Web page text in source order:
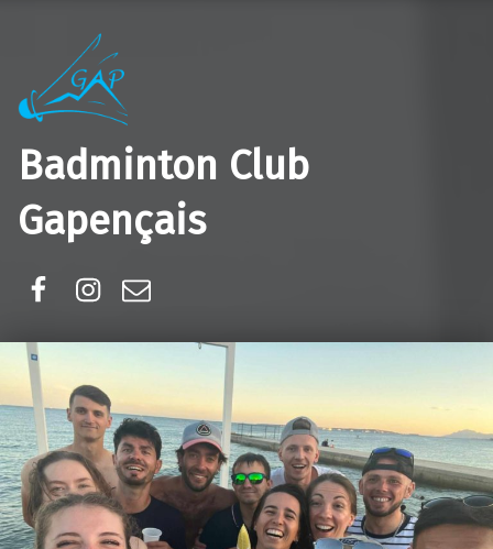
Badminton Club
Gapençais